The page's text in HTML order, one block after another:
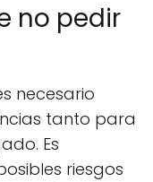
no pedir
necesario
tanto para
Es
riesgos